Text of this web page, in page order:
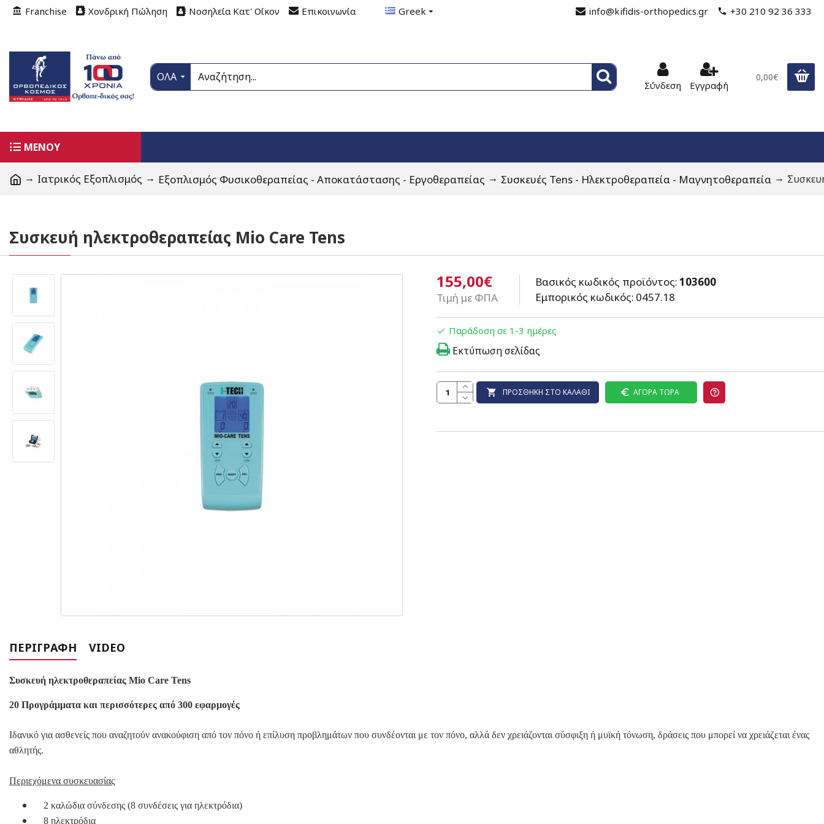
Franchise Χονδρική Πώληση Νοσηλεία Κατ' Οίκον Επικοινωνία Greek info@kifidis-orthopedics.gr +30 210 92 36 333
ΟΛΑ
Σύνδεση Εγγραφή
0,00€
ΜΕΝΟΥ
Ιατρικός Εξοπλισμός Εξοπλισμός Φυσικοθεραπείας - Αποκατάστασης - Εργοθεραπείας Συσκευές Tens - Ηλεκτροθεραπεία - Μαγνητοθεραπεία
Συσκευή ηλεκτροθεραπείας Mio Care Tens
155,00€
Τιμή με ΦΠΑ
Βασικός κωδικός προϊόντος:103600
Εμπορικός κωδικός: 0457.18
Παράδοση σε 1-3 ημέρες
ΠΡΟΣΘΉΚΗ ΣΤΟ ΚΑΛΆΘΙ ΑΓΟΡΆ ΤΏΡΑ
Εκτύπωση σελίδας
ΠΕΡΙΓΡΑΦΉ VIDEO
Συσκευή ηλεκτροθεραπείας Mio Care Tens
20 Προγράμματα και περισσότερες από 300 εφαρμογές
Ιδανικό για ασθενείς που αναζητούν ανακούφιση από τον πόνο ή επίλυση προβλημάτων που συνδέονται με τον πόνο, αλλά δεν χρειάζονται σύσφιξη ή μυϊκή τόνωση, δράσεις που μπορεί να χρειάζεται ένας
αθλητής.
Περιεχόμενα συσκευασίας
2 καλώδια σύνδεσης (8 συνδέσεις για ηλεκτρόδια)
8 ηλεκτρόδια